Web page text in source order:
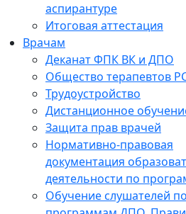
аспирантуре
Итоговая аттестация
Врачам
Деканат ФПК ВК и ДПО
Общество терапевтов
Трудоустройство
Дистанционное
Защита прав врачей
Нормативно-правовая
документация
деятельности по
Обучение слушателей по